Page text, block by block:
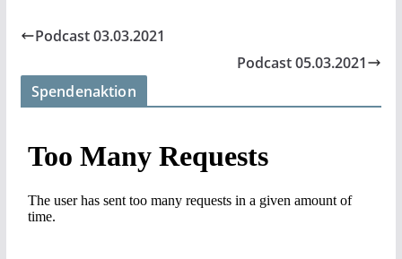
Podcast 03.03.2021
Podcast 05.03.2021
Spendenaktion